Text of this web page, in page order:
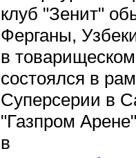
клуб "Зенит"
Ферганы,
в
состоялся в
Суперсерии в
"Газпром
в